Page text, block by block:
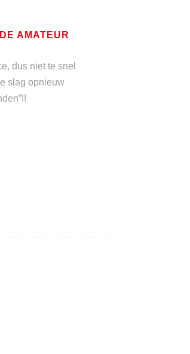
AMATEUR
dus niet te snel
slag opnieuw